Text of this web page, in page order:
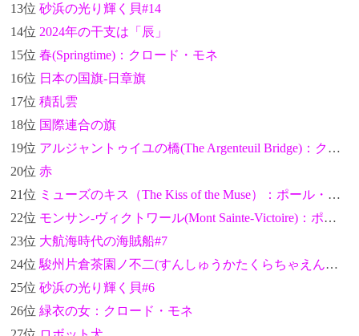
13位 砂浜の光り輝く貝#14
14位 2024年の干支は「辰」
15位 春(Springtime)：クロード・モネ
16位 日本の国旗-日章旗
17位 積乱雲
18位 国際連合の旗
19位 アルジャントゥイユの橋(The Argenteuil Bridge)：クロード・モネ
20位 赤
21位 ミューズのキス（The Kiss of the Muse）：ポール・セザンヌ
22位 モンサン-ヴィクトワール(Mont Sainte-Victoire)：ポール・セザンヌ
23位 大航海時代の海賊船#7
24位 駿州片倉茶園ノ不二(すんしゅうかたくらちゃえんのふじ)-富嶽三十六景：葛飾北斎
25位 砂浜の光り輝く貝#6
26位 緑衣の女：クロード・モネ